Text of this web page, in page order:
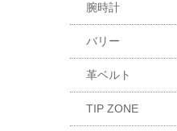
腕時計
バリー
革ベルト
TIP ZONE